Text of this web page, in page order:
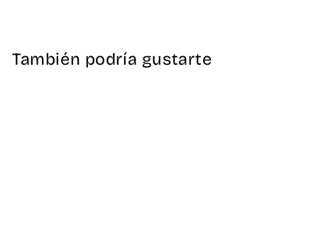
También podría gustarte